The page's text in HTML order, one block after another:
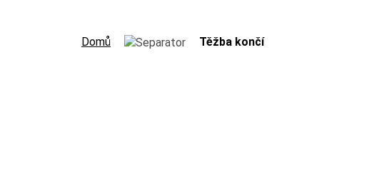
Domů Těžba končí